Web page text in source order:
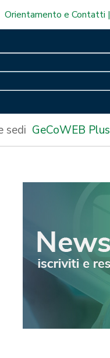
Orientamento e Contatti
sedi GeCoWEB Plus